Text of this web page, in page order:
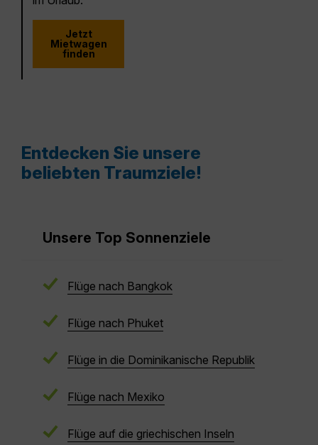
Jetzt
Mietwagen
finden
Entdecken Sie unsere
beliebten Traumziele!
Unsere Top Sonnenziele
Flüge nach Bangkok
Flüge nach Phuket
Flüge in die Dominikanische Republik
Flüge nach Mexiko
Flüge auf die griechischen Inseln